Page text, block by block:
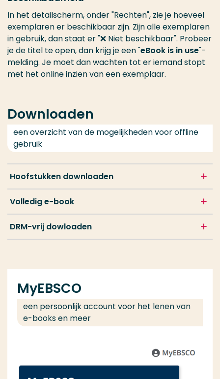
In het detailscherm, onder "Rechten", zie je hoeveel
exemplaren er beschikbaar zijn. Zijn alle exemplaren
in gebruik, dan staat er "❌ Niet beschikbaar". Probeer
je de titel te open, dan krijg je een "eBook is in use"-
melding. Je moet dan wachten tot er iemand stopt
met het online inzien van een exemplaar.
Downloaden
een overzicht van de mogelijkheden voor offline
gebruik
Hoofstukken downloaden
Volledig e-book
DRM-vrij dowloaden
MyEBSCO
een persoonlijk account voor het lenen van
e-books en meer